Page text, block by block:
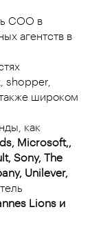
COO в
агентств в
shopper,
широком
как
Microsoft,,
Sony, The
Unilever,
Lions и